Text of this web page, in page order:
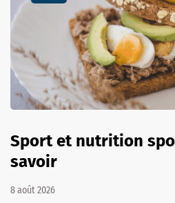
Sport et nutrition
savoir
8 août 2026